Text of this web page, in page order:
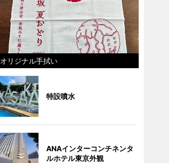
オリジナル手拭い
特設噴水
ANAインターコンチネンタ
ルホテル東京外観